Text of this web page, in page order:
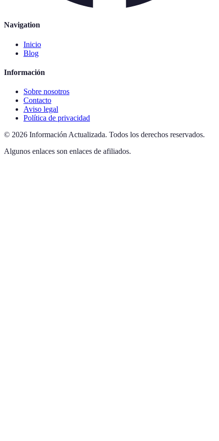
Navigation
Inicio
Blog
Información
Sobre nosotros
Contacto
Aviso legal
Política de privacidad
© 2026 Información Actualizada. Todos los derechos reservados.
Algunos enlaces son enlaces de afiliados.